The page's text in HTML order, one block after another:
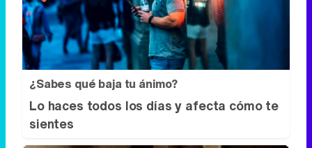
Lo haces todos los días y afecta cómo te
sientes